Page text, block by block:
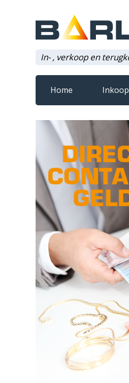
In- , verkoop en
Home